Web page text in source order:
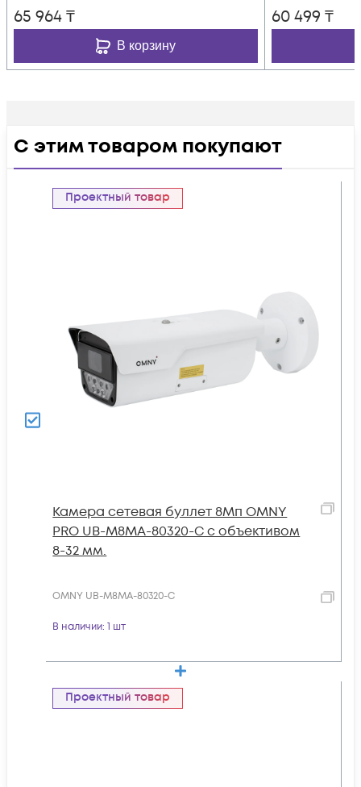
65 964₸
В корзину
60 499 ₸
С этим товаром покупают
Проектный товар
Камера сетевая буллет 8Мп OMNY
PRO UB-M8MA-80320-C с объективом
8-32 мм.
OMNY UB-M8MA-80320-C
В наличии: 1 шт
Проектный товар